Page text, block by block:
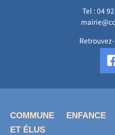
Tel :04
COMMUNE
ET ÉLUS
ENFANCE